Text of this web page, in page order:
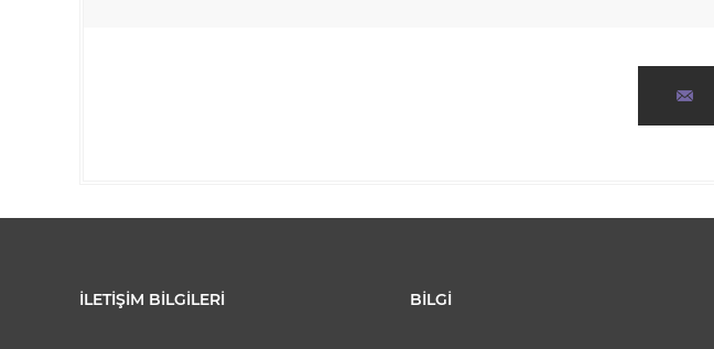
İLETIŞIM BILGILERI BILGI